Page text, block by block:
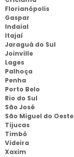
Florianópolis
Gaspar
Indaial
Itajaí
Jaraguá do Sul
Joinville
Lages
Palhoça
Penha
Porto Belo
Rio do Sul
São José
São Miguel do Oeste
Tijucas
Timbó
Videira
Xaxim